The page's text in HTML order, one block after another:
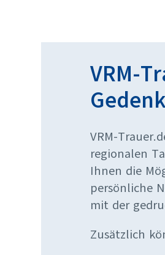
VRM-
VRM-
regionalen
Ihnen die
persönliche
mit der
Zusätzlich